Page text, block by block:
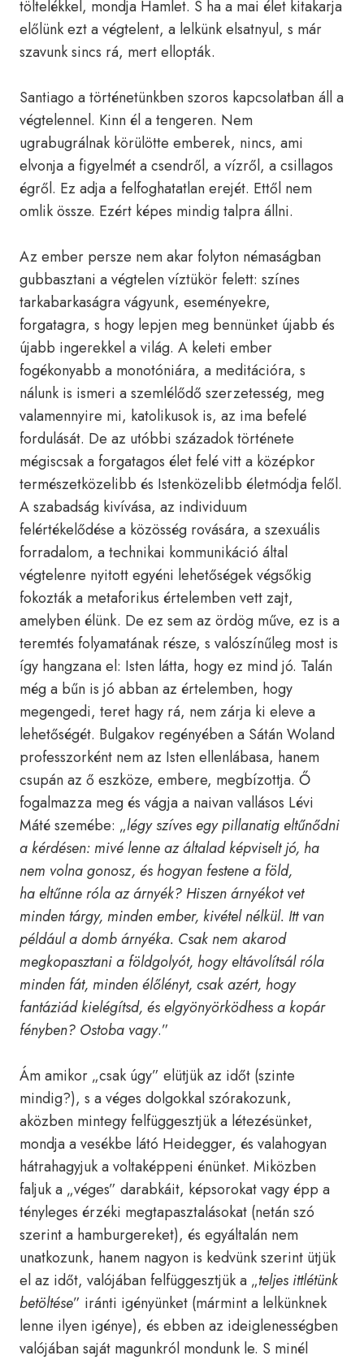
töltelékkel, mondja Hamlet. S ha a mai élet kitakarja
előlünk ezt a végtelent, a lelkünk elsatnyul, s már
szavunk sincs rá, mert ellopták.
Santiago a történetünkben szoros kapcsolatban áll a
végtelennel. Kinn él a tengeren. Nem
ugrabugrálnak körülötte emberek, nincs, ami
elvonja a figyelmét a csendről, a vízről, a csillagos
égről. Ez adja a felfoghatatlan erejét. Ettől nem
omlik össze. Ezért képes mindig talpra állni.
Az ember persze nem akar folyton némaságban
gubbasztani a végtelen víztükör felett: színes
tarkabarkaságra vágyunk, eseményekre,
forgatagra, s hogy lepjen meg bennünket újabb és
újabb ingerekkel a világ. A keleti ember
fogékonyabb a monotóniára, a meditációra, s
nálunk is ismeri a szemlélődő szerzetesség, meg
valamennyire mi, katolikusok is, az ima befelé
fordulását. De az utóbbi századok története
mégiscsak a forgatagos élet felé vitt a középkor
természetközelibb és Istenközelibb életmódja felől.
A szabadság kivívása, az individuum
felértékelődése a közösség rovására, a szexuális
forradalom, a technikai kommunikáció által
végtelenre nyitott egyéni lehetőségek végsőkig
fokozták a metaforikus értelemben vett zajt,
amelyben élünk. De ez sem az ördög műve, ez is a
teremtés folyamatának része, s valószínűleg most is
így hangzana el: Isten látta, hogy ez mind jó. Talán
még a bűn is jó abban az értelemben, hogy
megengedi, teret hagy rá, nem zárja ki eleve a
lehetőségét. Bulgakov regényében a Sátán Woland
professzorként nem az Isten ellenlábasa, hanem
csupán az ő eszköze, embere, megbízottja. Ő
fogalmazza meg és vágja a naivan vallásos Lévi
Máté szemébe: „légy szíves egy pillanatig eltűnődni
a kérdésen: mivé lenne az általad képviselt jó, ha
nem volna gonosz, és hogyan festene a föld,
ha eltűnne róla az árnyék? Hiszen árnyékot vet
minden tárgy, minden ember, kivétel nélkül. Itt van
például a domb árnyéka. Csak nem akarod
megkopasztani a földgolyót, hogy eltávolítsál róla
minden fát, minden élőlényt, csak azért, hogy
fantáziád kielégítsd, és elgyönyörködhess a kopár
fényben? Ostoba vagy.”
Ám amikor „csak úgy” elütjük az időt (szinte
mindig?), s a véges dolgokkal szórakozunk,
aközben mintegy felfüggesztjük a létezésünket,
mondja a vesékbe látó Heidegger, és valahogyan
hátrahagyjuk a voltaképpeni énünket. Miközben
faljuk a „véges” darabkáit, képsorokat vagy épp a
tényleges érzéki megtapasztalásokat (netán szó
szerint a hamburgereket), és egyáltalán nem
unatkozunk, hanem nagyon is kedvünk szerint ütjük
el az időt, valójában felfüggesztjük a „teljes ittlétünk
betöltése” iránti igényünket (mármint a lelkünknek
lenne ilyen igénye), és ebben az ideiglenességben
valójában saját magunkról mondunk le. S minél